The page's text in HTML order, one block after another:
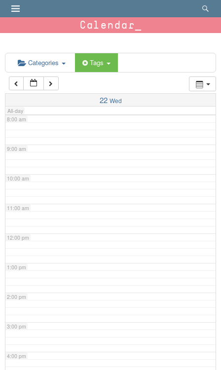
Calendar
Categories Tags
22 Wed
All-day
6:00 am
7:00 am
8:00 am
9:00 am
10:00 am
11:00 am
12:00 pm
1:00 pm
2:00 pm
3:00 pm
4:00 pm